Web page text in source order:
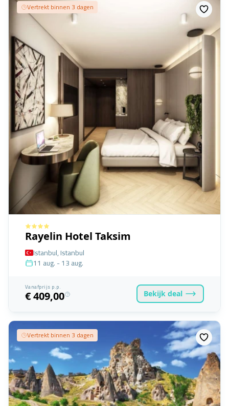
Vertrekt binnen 3 dagen
Rayelin Hotel Taksim
Istanbul, Istanbul
11 aug. - 13 aug.
Vanafprijs p.p.
€ 409,00 Bekijk deal
Vertrekt binnen 3 dagen